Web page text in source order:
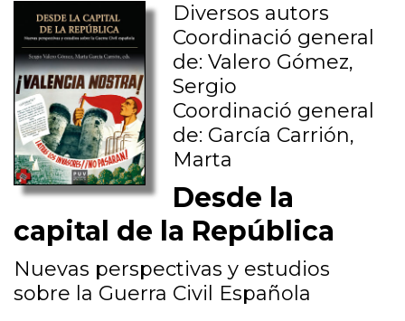
Diversos autors
Coordinació general
de: Valero Gómez,
Sergio
Coordinació general
de: García Carrión,
Marta
Desde la
capital de la República
Nuevas perspectivas y estudios
sobre la Guerra Civil Española